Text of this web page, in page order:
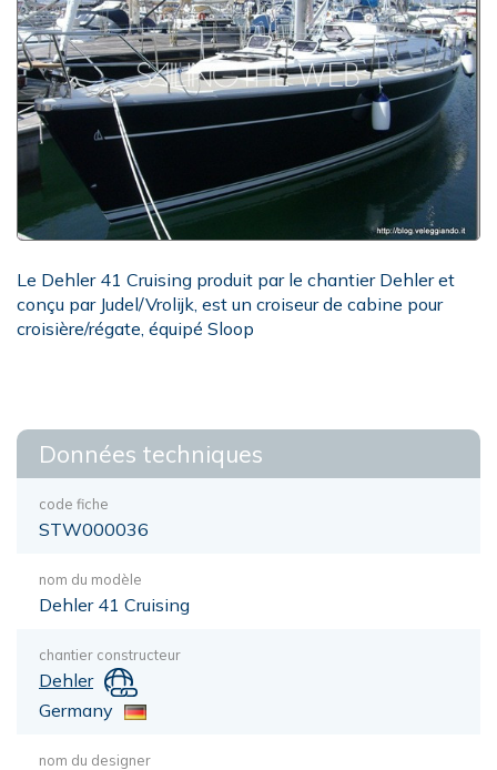
Le Dehler 41 Cruising produit par le chantier Dehler et
conçu par Judel/Vrolijk, est un croiseur de cabine pour
croisière/régate, équipé Sloop
Données techniques
code fiche
STW000036
nom du modèle
Dehler 41 Cruising
chantier constructeur
Dehler
Germany
nom du designer